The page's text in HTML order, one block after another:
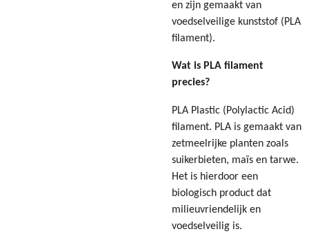
en zijn gemaakt van
voedselveilige kunststof (PLA
filament).
Wat is PLA filament
precies?
PLA Plastic (Polylactic Acid)
filament. PLA is gemaakt van
zetmeelrijke planten zoals
suikerbieten, maïs en tarwe.
Het is hierdoor een
biologisch product dat
milieuvriendelijk en
voedselveilig is.